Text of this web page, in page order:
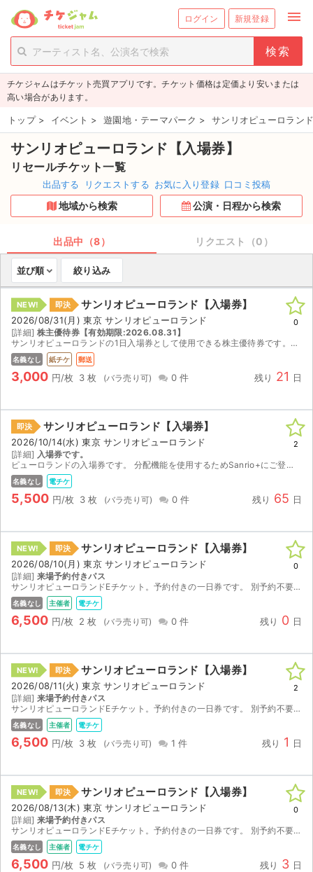
ログイン 新規登録 menu
person_add 新規会員登録
チケットを探す
新着チケット
値下げしたチケット
都道府県からチケットを探す
もうすぐ開催のチケット
チケットのリクエスト一覧
取扱チケット
ライブ・コンサート（国内）
ライブ・コンサート（海外）
イベント
演劇・ミュージカル
ご利用ガイド
ご利用ガイド
手数料・お支払い方法
AIに質問する
よくある質問
お知らせ
チケジャムはチケット売買アプリです。チケット価格は定価より安いまたは
高い場合があります。
トップ > イベント > 遊園地・テーマパーク > サンリオピューロラン
サンリオピューロランド【入場券】
リセールチケット一覧
出品する リクエストする お気に入り登録 口コミ投稿
地域から検索 公演・日程から検索
出品中（8） リクエスト（0）
並び順 絞り込み
NEW! 即決 サンリオピューロランド【入場券】
2026/08/31(月) 東京 サンリオピューロランド
[詳細] 株主優待券【有効期限:2026.08.31】
サンリオピューロランドの1日入場券として使用できる株主優待券です。入場には別途インターネットでの入場予約が必要となりますので、有効期限である2026年8月31日までに予約と入場をお済ませください。
名義なし 紙チケ 郵送
3,000 円/枚 3 枚 0 件 残り 21 日
0
即決 サンリオピューロランド【入場券】
2026/10/14(水) 東京 サンリオピューロランド
[詳細] 入場券です。
ピューロランドの入場券です。 分配機能を使用するためSanrio+にご登録をお願いいたします。 有効期限は2027年1月31日です。
名義なし 電チケ
5,500 円/枚 3 枚 0 件 残り 65 日
2
NEW! 即決 サンリオピューロランド【入場券】
2026/08/10(月) 東京 サンリオピューロランド
[詳細] 来場予約付きパス
サンリオピューロランドEチケット。予約付きの一日券です。 別予約不要で、8月10日当日にQRコードを提示して直接入場改札口よりご入場いただけます。 バラ売りを可能にしましたのでそのまま必要な...
名義なし 主催者 電チケ
6,500 円/枚 2 枚 0 件 残り 0 日
0
NEW! 即決 サンリオピューロランド【入場券】
2026/08/11(火) 東京 サンリオピューロランド
[詳細] 来場予約付きパス
サンリオピューロランドEチケット。予約付きの一日券です。 別予約不要で、8月11日当日にQRコードを提示して直接入場改札口よりご入場いただけます。 バラ売りを可能にしましたのでそのまま必要な...
名義なし 主催者 電チケ
6,500 円/枚 3 枚 1 件 残り 1 日
2
NEW! 即決 サンリオピューロランド【入場券】
2026/08/13(木) 東京 サンリオピューロランド
[詳細] 来場予約付きパス
サンリオピューロランドEチケット。予約付きの一日券です。 別予約不要で、8月13日当日にQRコードを提示して直接入場改札口よりご入場いただけます。 バラ売りを可能にしましたのでそのまま必要な...
名義なし 主催者 電チケ
6,500 円/枚 5 枚 0 件 残り 3 日
0